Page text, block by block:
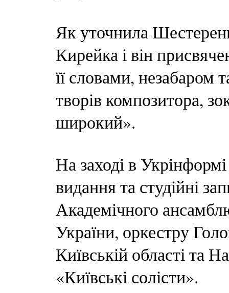
Як уточнила
Кирейка і він
її словами, незабаром
творів композитора,
широкий».
На заході в
видання та студійні
Академічного
України, оркестру
Київській області та
«Київські солісти».